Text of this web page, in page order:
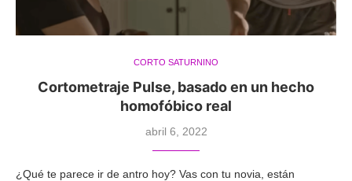
CORTO SATURNINO
Cortometraje Pulse, basado en un hecho
homofóbico real
abril 6, 2022
¿Qué te parece ir de antro hoy? Vas con tu novia, están